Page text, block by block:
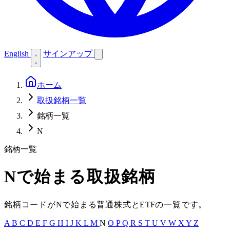
English サインアップ
ホーム
取扱銘柄一覧
銘柄一覧
N
銘柄一覧
Nで始まる取扱銘柄
銘柄コードがNで始まる普通株式とETFの一覧です。
A B C D E F G H I J K L M N O PQ R S T U V W X Y Z